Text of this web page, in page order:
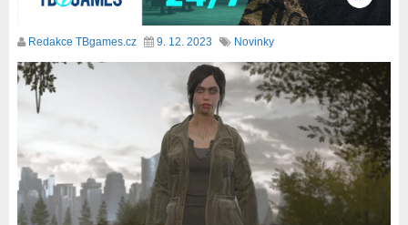
Redakce TBgames.cz 9. 12. 2023 Novinky